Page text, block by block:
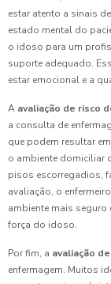
estar atento a sinais
estado mental do
o idoso para um
suporte adequado.
estar emocional e a
A avaliação de risco
a consulta de
que podem resultar
o ambiente domiciliar
pisos escorregadios,
avaliação, o
ambiente mais seguro
força do idoso.
Por fim, a avaliação
enfermagem. Muitos